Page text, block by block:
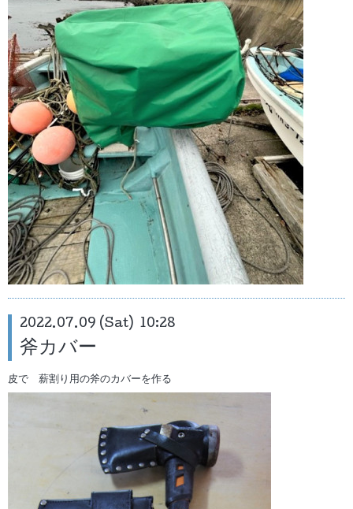
2022.07.09 (Sat) 10:28
斧カバー
皮で 薪割り用の斧のカバーを作る